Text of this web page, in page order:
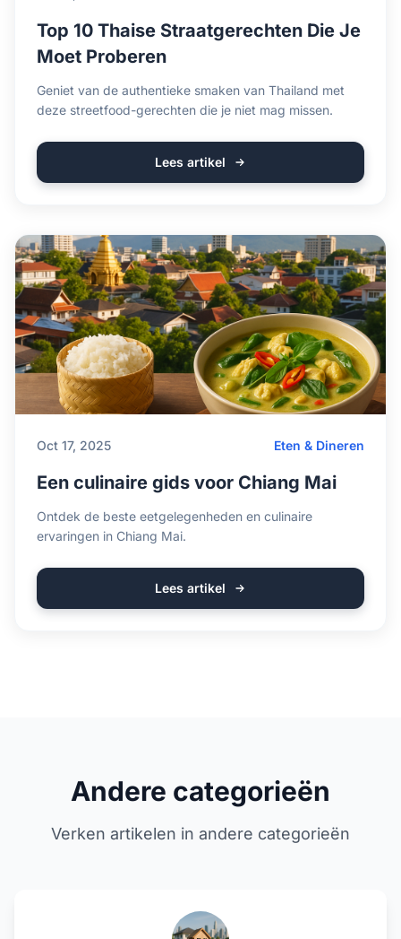
Top 10 Thaise Straatgerechten Die Je
Moet Proberen
Geniet van de authentieke smaken van Thailand met
deze streetfood-gerechten die je niet mag missen.
Lees artikel
Oct 17, 2025 Eten & Dineren
Een culinaire gids voor Chiang Mai
Ontdek de beste eetgelegenheden en culinaire
ervaringen in Chiang Mai.
Lees artikel
Andere categorieën
Verken artikelen in andere categorieën